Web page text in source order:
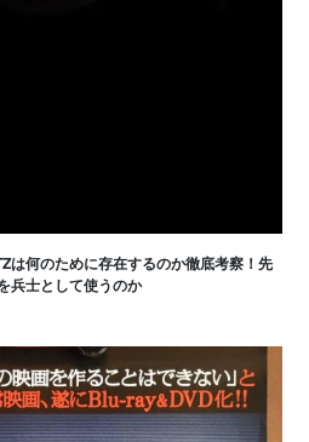
は何のために存在するのか徹底考察！先
兵士として使うのか